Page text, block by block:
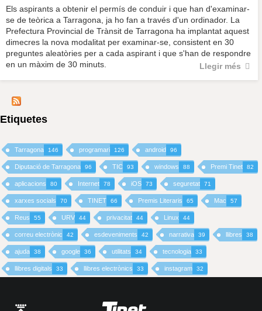
Els aspirants a obtenir el permís de conduir i que han d'examinar-
se de teòrica a Tarragona, ja ho fan a través d'un ordinador. La
Prefectura Provincial de Trànsit de Tarragona ha implantat aquest
dimecres la nova modalitat per examinar-se, consistent en 30
preguntes aleatòries per a cada aspirant i que s'han de respondre
en un màxim de 30 minuts.
Llegir més
Etiquetes
Tarragona 146 programari 126 android 96
Diputació de Tarragona 96 TIC 93 windows 88 Premi Tinet 82
aplicacions 80 Internet 78 iOS 73 seguretat 71
xarxes socials 70 TINET 66 Premis Literaris 65 Mac 57
Reus 55 URV 44 privacitat 44 Linux 44
correu electrònic 42 esdeveniments 42 narrativa 39 llibres 38
ajuda 38 google 36 utilitats 34 tecnologia 33
llibres digitals 33 llibres electrònics 33 instagram 32